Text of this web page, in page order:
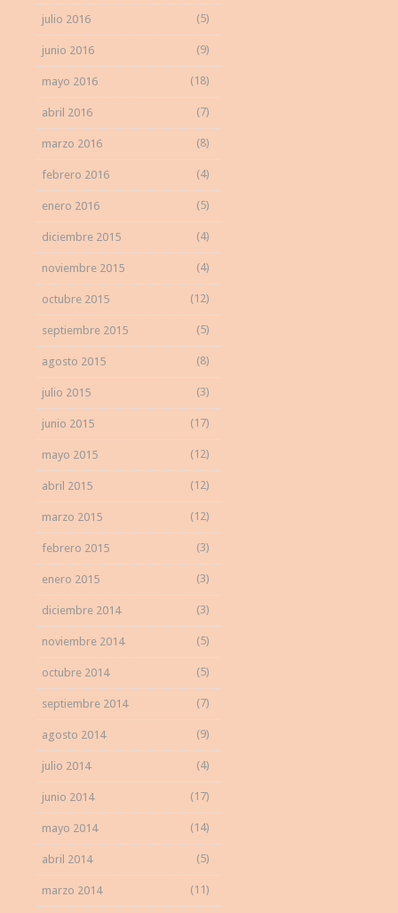
julio 2016 (5)
junio 2016 (9)
mayo 2016 (18)
abril 2016 (7)
marzo 2016 (8)
febrero 2016 (4)
enero 2016 (5)
diciembre 2015 (4)
noviembre 2015 (4)
octubre 2015 (12)
septiembre 2015 (5)
agosto 2015 (8)
julio 2015 (3)
junio 2015 (17)
mayo 2015 (12)
abril 2015 (12)
marzo 2015 (12)
febrero 2015 (3)
enero 2015 (3)
diciembre 2014 (3)
noviembre 2014 (5)
octubre 2014 (5)
septiembre 2014 (7)
agosto 2014 (9)
julio 2014 (4)
junio 2014 (17)
mayo 2014 (14)
abril 2014 (5)
marzo 2014 (11)